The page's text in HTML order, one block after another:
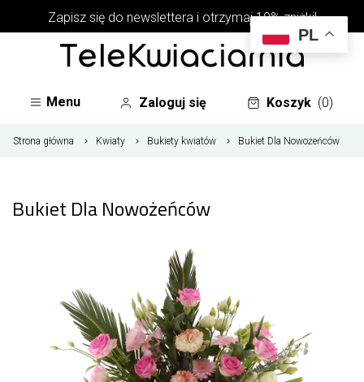
Zapisz się do newslettera i otrzymaj 10% zniżki!
Menu Zaloguj się Koszyk (0)
Strona główna Kwiaty Bukiety kwiatów Bukiet Dla Nowożeńców
Bukiet Dla Nowożeńców
PL